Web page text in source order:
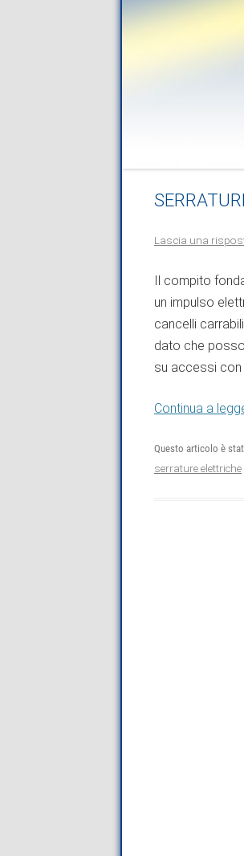
Lascia una
Il compito
un impulso
cancelli
dato che
su accessi con
Continua a
Questo articolo è
serrature elettriche